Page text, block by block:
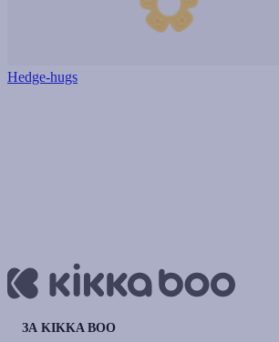
Hedge-hugs
ЗА KIKKA BOO